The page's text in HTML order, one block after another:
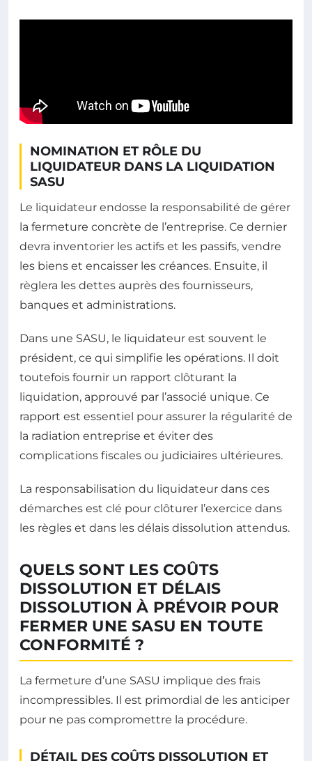
NOMINATION ET RÔLE DU
LIQUIDATEUR DANS LA LIQUIDATION
SASU
Le liquidateur endosse la responsabilité de gérer
la fermeture concrète de l’entreprise. Ce dernier
devra inventorier les actifs et les passifs, vendre
les biens et encaisser les créances. Ensuite, il
règlera les dettes auprès des fournisseurs,
banques et administrations.
Dans une SASU, le liquidateur est souvent le
président, ce qui simplifie les opérations. Il doit
toutefois fournir un rapport clôturant la
liquidation, approuvé par l’associé unique. Ce
rapport est essentiel pour assurer la régularité de
la radiation entreprise et éviter des
complications fiscales ou judiciaires ultérieures.
La responsabilisation du liquidateur dans ces
démarches est clé pour clôturer l’exercice dans
les règles et dans les délais dissolution attendus.
QUELS SONT LES COÛTS
DISSOLUTION ET DÉLAIS
DISSOLUTION À PRÉVOIR POUR
FERMER UNE SASU EN TOUTE
CONFORMITÉ ?
La fermeture d’une SASU implique des frais
incompressibles. Il est primordial de les anticiper
pour ne pas compromettre la procédure.
DÉTAIL DES COÛTS DISSOLUTION ET